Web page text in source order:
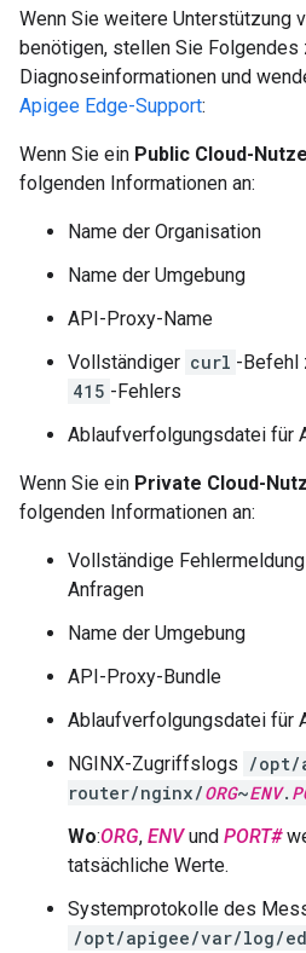
Wenn Sie weitere Unterstützung
benötigen, stellen Sie Folgendes
Diagnoseinformationen und
Apigee Edge-Support:
Wenn Sie ein Public Cloud-
folgenden Informationen an:
Name der Organisation
Name der Umgebung
API-Proxy-Name
Vollständiger curl -Befehl
415 -Fehlers
Ablaufverfolgungsdatei für
Wenn Sie ein Private Cloud-
folgenden Informationen an:
Vollständige
Anfragen
Name der Umgebung
API-Proxy-Bundle
Ablaufverfolgungsdatei für
NGINX-Zugriffslogs /opt/
router/nginx/ORG~ENV.
Wo:ORG, ENVund PORT#
tatsächliche Werte.
Systemprotokolle des
/opt/apigee/var/log/